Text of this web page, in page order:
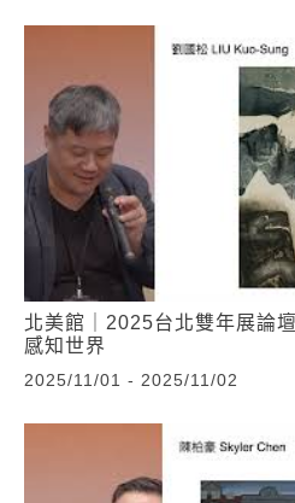
北美館｜2025台北雙年展論
感知世界
2025/11/01 - 2025/11/02